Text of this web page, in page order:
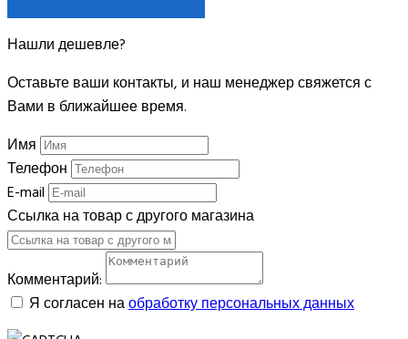
Нашли дешевле?
Оставьте ваши контакты, и наш менеджер свяжется с
Вами в ближайшее время.
Имя
Телефон
E-mail
Ссылка на товар с другого магазина
Комментарий:
Я согласен наобработку персональных данных